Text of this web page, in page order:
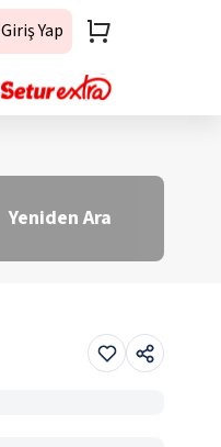
Giriş Yap
Yeniden Ara